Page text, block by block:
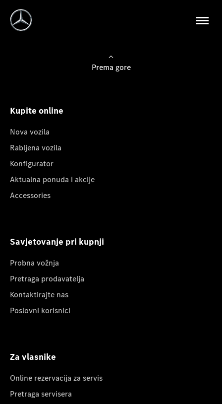
Prema gore
Kupite online
Nova vozila
Rabljena vozila
Konfigurator
Aktualna ponuda i akcije
Accessories
Savjetovanje pri kupnji
Probna vožnja
Pretraga prodavatelja
Kontaktirajte nas
Poslovni korisnici
Za vlasnike
Online rezervacija za servis
Pretraga servisera